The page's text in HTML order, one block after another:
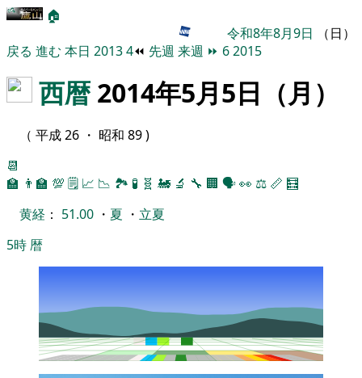
🏠
令和8年8月9日 （日）
戻る 進む 本日 20134⏪ 先週 来週 ⏩ 62015
西暦 2014年5月5日（月）
（ 平成 26 ・ 昭和 89 )
📆
🏫 👨‍🏫 💯 🗒️ 📈 📉 🏞 🧪 🧬 🚂 🔬 🔧 🏢 🗣️👀 ⚖️ 📏 🧮
黄経 ： 51.00 ・ 夏 ・ 立夏
5時 暦